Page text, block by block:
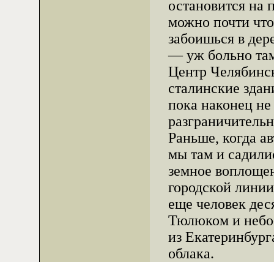
остановится на
можно почти
забоишься в
— уж больно
Центр
сталинские
пока наконец
Раньше, когда
мы там и
земное
городской
еще человек
Тюлюком и
из
облака.